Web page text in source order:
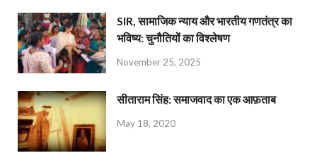
SIR, सामाजिक न्याय और भारतीय गणतंत्र का
भविष्य: चुनौतियों का विश्लेषण
November 25, 2025
सीताराम सिंह: समाजवाद का एक आफ़ताब
May 18, 2020